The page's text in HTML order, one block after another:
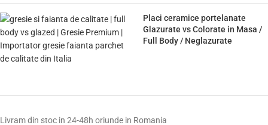
Placi ceramice portelanate
Glazurate vs Colorate in Masa /
Full Body / Neglazurate
Livram din stoc in 24-48h oriunde in Romania